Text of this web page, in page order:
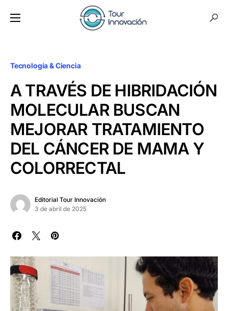
Tecnología & Ciencia
A TRAVÉS DE HIBRIDACIÓN
MOLECULAR BUSCAN
MEJORAR TRATAMIENTO
DEL CÁNCER DE MAMA Y
COLORRECTAL
Editorial Tour Innovación
3 de abril de 2025